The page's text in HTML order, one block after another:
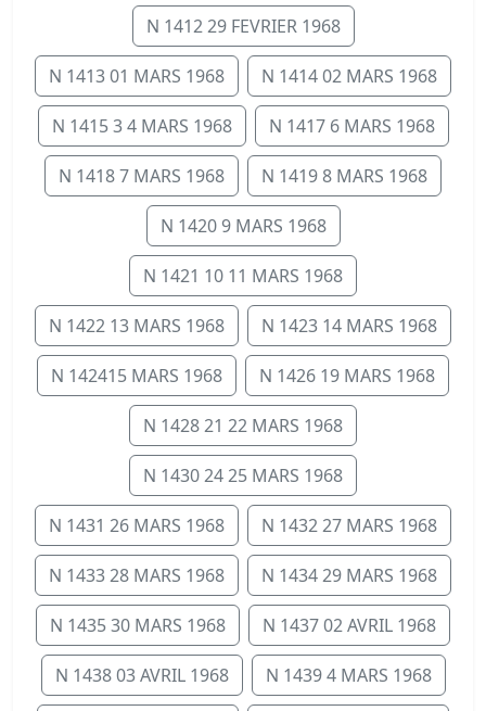
N 1412 29 FEVRIER 1968
N 1413 01 MARS 1968 N 1414 02 MARS 1968
N 1415 3 4 MARS 1968 N 1417 6 MARS 1968
N 1418 7 MARS 1968 N 1419 8 MARS 1968
N 1420 9 MARS 1968
N 1421 10 11 MARS 1968
N 1422 13 MARS 1968 N 1423 14 MARS 1968
N 142415 MARS 1968 N 1426 19 MARS 1968
N 1428 21 22 MARS 1968
N 1430 24 25 MARS 1968
N 1431 26 MARS 1968 N 1432 27 MARS 1968
N 1433 28 MARS 1968 N 1434 29 MARS 1968
N 1435 30 MARS 1968 N 1437 02 AVRIL 1968
N 1438 03 AVRIL 1968 N 1439 4 MARS 1968